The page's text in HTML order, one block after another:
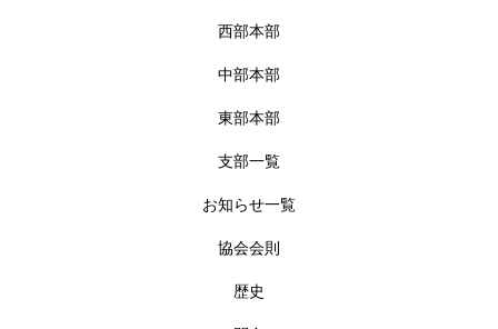
西部本部
中部本部
東部本部
支部一覧
お知らせ一覧
協会会則
歴史